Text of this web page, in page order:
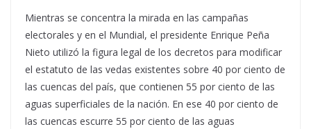
Mientras se concentra la mirada en las campañas
electorales y en el Mundial, el presidente Enrique Peña
Nieto utilizó la figura legal de los decretos para modificar
el estatuto de las vedas existentes sobre 40 por ciento de
las cuencas del país, que contienen 55 por ciento de las
aguas superficiales de la nación. En ese 40 por ciento de
las cuencas escurre 55 por ciento de las aguas